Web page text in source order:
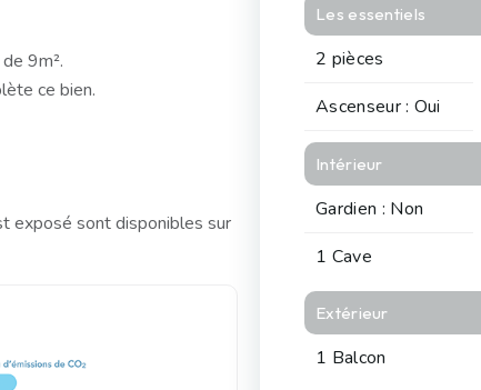
9m².
ce bien.
exposé sont disponibles sur
Les essentiels
2 pièces
Ascenseur : Oui
Intérieur
Gardien : Non
1 Cave
Extérieur
1 Balcon